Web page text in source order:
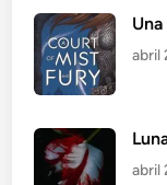
abril
abril